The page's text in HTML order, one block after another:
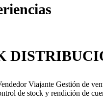
Viajante Gestión de
de stock y rendición de